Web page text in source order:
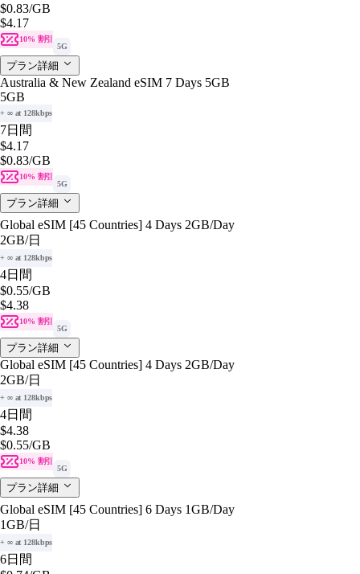
$0.83/GB
$4.17
10% 割引
5G
プラン詳細
Australia & New Zealand eSIM 7 Days 5GB
5GB
+ ∞ at 128kbps
7日間
$4.17
$0.83/GB
10% 割引
5G
プラン詳細
Global eSIM [45 Countries] 4 Days 2GB/Day
2GB/日
+ ∞ at 128kbps
4日間
$0.55/GB
$4.38
10% 割引
5G
プラン詳細
Global eSIM [45 Countries] 4 Days 2GB/Day
2GB/日
+ ∞ at 128kbps
4日間
$4.38
$0.55/GB
10% 割引
5G
プラン詳細
Global eSIM [45 Countries] 6 Days 1GB/Day
1GB/日
+ ∞ at 128kbps
6日間